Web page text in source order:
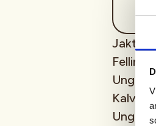
Jakta
Kalv kr